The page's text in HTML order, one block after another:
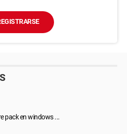
pack en windows ...